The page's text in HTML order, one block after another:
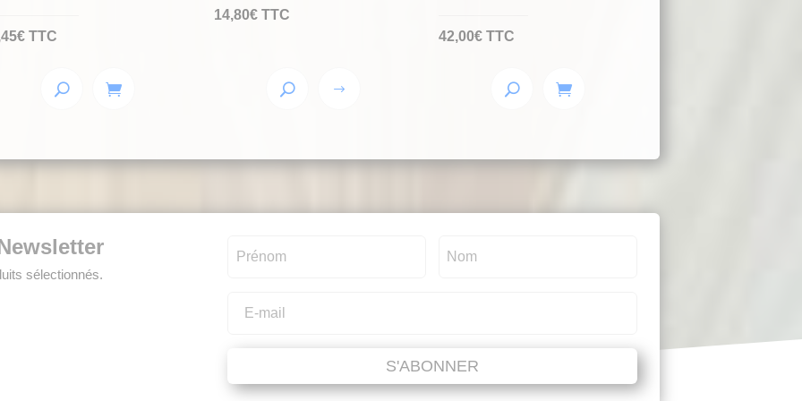
€ TTC
14,80€ TTC
plusieurs
du
42,00€ TTC
sélectionnés.
S'ABONNER